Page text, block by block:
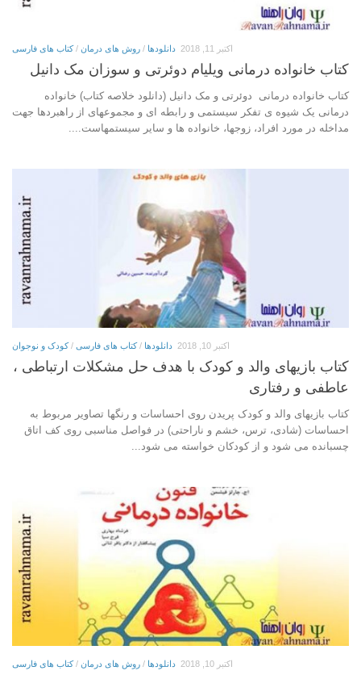
دانلودها / روش های درمان /کتاب های فارسی اکتبر 11, 2018
کتاب خانواده درمانی ویلیام دوئرتی و سوزان مک دانیل
کتاب خانواده درمانی دوئرتی و مک دانیل (دانلود خلاصه کتاب) خانواده
درمانی یک شیوه ی تفکر سیستمی و رابطه ای و مجموعهای از راهبردها جهت
مداخله در مورد افراد، زوجها، خانواده ها و سایر سیستمهاست....
دانلودها /کتاب های فارسی /کودک و نوجوان اکتبر 10, 2018
کتاب بازیهای والد و کودک با هدف حل مشکلات ارتباطی ،
عاطفی و رفتاری
کتاب بازیهای والد و کودک پریدن روی احساسات و رنگها تصاویر مربوط به
احساسات (شادی، ترس، خشم و ناراحتی) در فواصل مناسبی روی کف اتاق
چسبانده می شود و از کودکان خواسته می شود...
دانلودها / روش های درمان /کتاب های فارسی اکتبر 10, 2018